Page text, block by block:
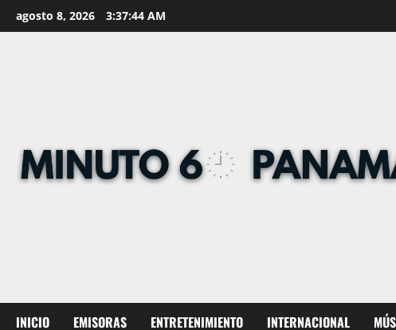
to
agosto 8, 2026 3:37:45 AM
INICIO EMISORAS ENTRETENIMIENTO INTERNACIONAL